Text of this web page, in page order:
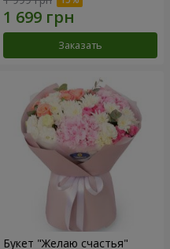
Заказать
Букет "Желаю счастья"